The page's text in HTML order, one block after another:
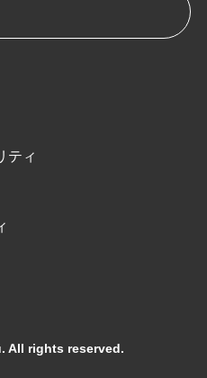
ティ
All rights reserved.